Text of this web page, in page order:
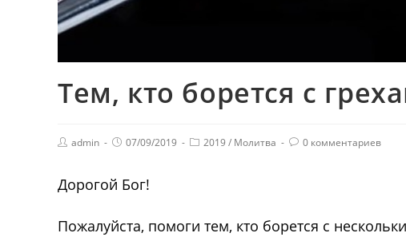
Тем, кто борется с
admin 07/09/2019 2019/ Молитва 0 комментариев
Дорогой Бог!
Пожалуйста, помоги тем, кто борется с